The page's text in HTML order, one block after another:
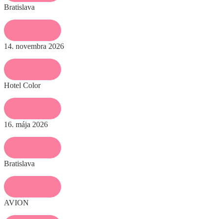
Bratislava
14. novembra 2026
Hotel Color
16. mája 2026
Bratislava
AVION